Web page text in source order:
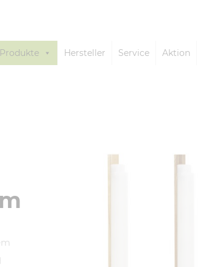
Produkte Hersteller Service Aktion